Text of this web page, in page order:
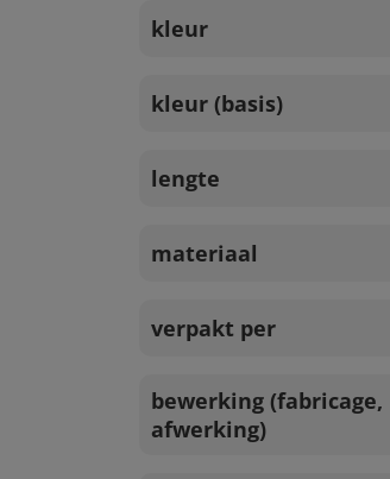
kleur
kleur (basis)
lengte
materiaal
verpakt per
bewerking (fabricage,
afwerking)